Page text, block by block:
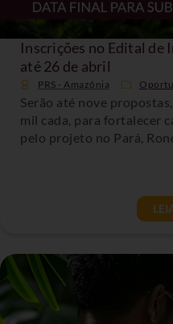
Inscrições no Edital de
até 26 de abril
PRS - Amazônia
Serão até nove
mil cada, para fortalecer
pelo projeto no Pará,